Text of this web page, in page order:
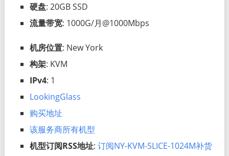
硬盘: 20GB SSD
流量带宽: 1000G/月@1000Mbps
机房位置: New York
构架: KVM
IPv4: 1
LookingGlass
购买地址
该服务商所有机型
机型订阅RSS地址: 订阅NY-KVM-SLICE-1024M补货